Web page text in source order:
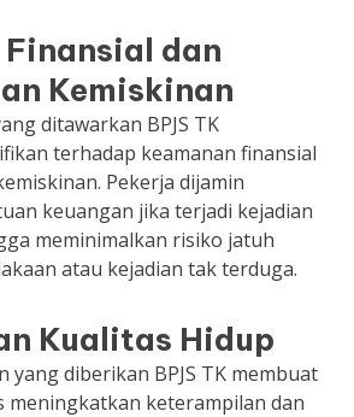
Finansial dan
Kemiskinan
ditawarkan BPJS TK
terhadap keamanan finansial
Pekerja dijamin
keuangan jika terjadi kejadian
meminimalkan risiko jatuh
atau kejadian tak terduga.
Kualitas Hidup
yang diberikan BPJS TK membuat
meningkatkan keterampilan dan